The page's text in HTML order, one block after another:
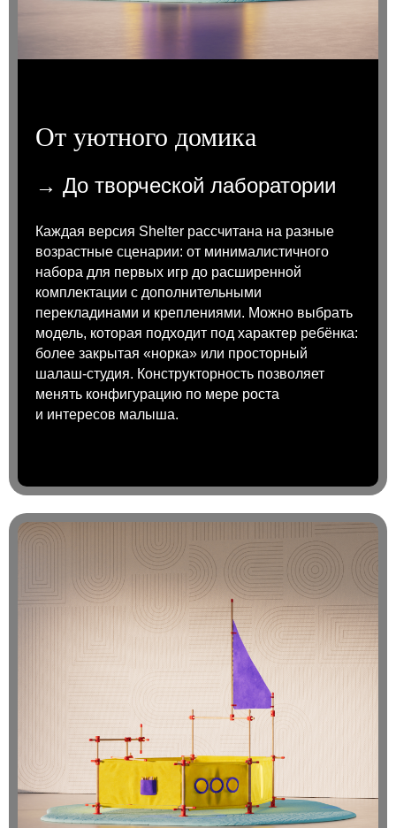
От уютного домика
→ До творческой лаборатории
Каждая версия Shelter рассчитана на разные
возрастные сценарии: от минималистичного
набора для первых игр до расширенной
комплектации с дополнительными
перекладинами и креплениями. Можно выбрать
модель, которая подходит под характер ребёнка:
более закрытая «норка» или просторный
шалаш-студия. Конструкторность позволяет
менять конфигурацию по мере роста
и интересов малыша.